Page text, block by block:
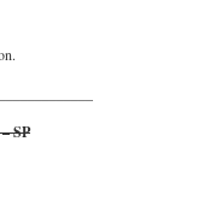
SP